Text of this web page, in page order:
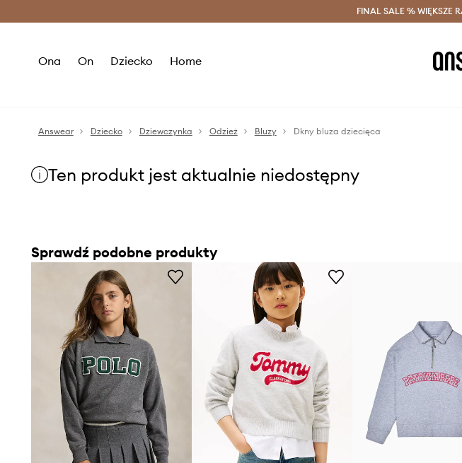
Oszczędzaj z Answear Club >
FINAL SALE % WIĘKSZE
Ona On Dziecko Home
Answear Dziecko Dziewczynka Odzież Bluzy Dkny bluza dziecięca
Ten produkt jest aktualnie niedostępny
Sprawdź podobne produkty